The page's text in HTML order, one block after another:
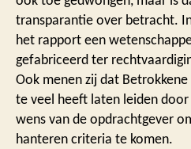
transparantie over betracht.
het rapport een
gefabriceerd ter
Ook menen zij dat
te veel heeft laten leiden
wens van de opdrachtgever
hanteren criteria te komen.